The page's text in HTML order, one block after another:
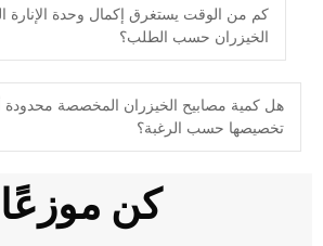
كم من الوقت يستغرق إكمال وحدة الإنارة
الخيزران حسب الطلب؟
هل كمية مصابيح الخيزران المخصصة
تخصيصها حسب الرغبة؟
كن موزعًا